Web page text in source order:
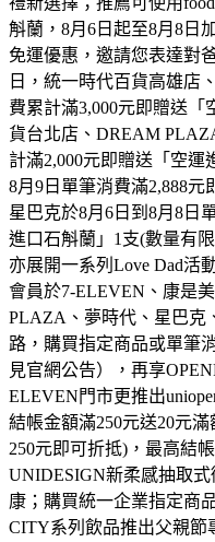
斛蘭，8月6日起至8月8日
免運優惠，邀請您表達對
日，統一時代百貨高雄店
費累計滿3,000元即贈送
貨台北店、DREAM
計滿2,000元即贈送「空運
8月9日單筆消費滿2,888元
星巴克於8月6日到8月8日
進口石斛蘭」1支(數量有
亦展開一系列Love Dad活
會員於7-ELEVEN、康是
PLAZA、夢時代、星巴克
路，購買指定商品或單筆
見官網公告），再享
ELEVEN門市更推出
結帳金額滿250元送20元
250元即可折抵)，最高結
UNIDESIGN新柔感抽取
康；購買統一企業指定商
CITY系列飲品推出父親節